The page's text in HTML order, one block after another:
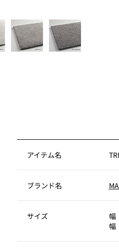
アイテム名
ブランド名
サイズ
幅
幅